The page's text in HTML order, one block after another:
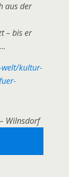
aus der
– bis er
welt/kultur-
Wilnsdorf